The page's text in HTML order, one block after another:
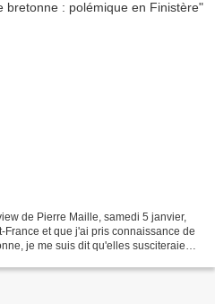
de Pierre Maille, samedi 5 janvier,
et que j'ai pris connaissance de
je me suis dit qu'elles susciteraient